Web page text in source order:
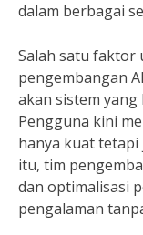
dalam berbagai
Salah satu faktor
pengembangan
akan sistem
Pengguna kini
hanya kuat tetapi
itu, tim
dan optimalisasi
pengalaman